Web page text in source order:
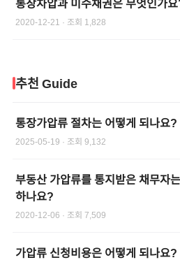
2020-12-21 · 조회 1,828
추천 Guide
통장가압류 절차는 어떻게 되나요?
2025-05-19 · 조회 9,132
부동산 가압류를 통지받은 채무자
하나요?
2020-12-06 · 조회 7,509
가압류 신청비용은 어떻게 되나요?